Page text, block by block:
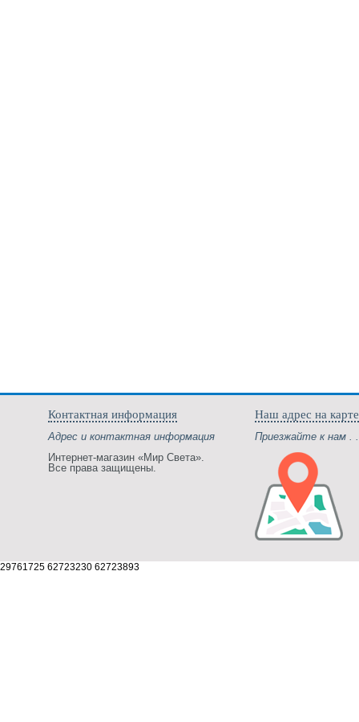
Контактная информация
Адрес и контактная информация
Интернет-магазин «Мир Света».
Все права защищены.
Наш адрес на карте
Приезжайте к нам .
29761725 62723230 62723893